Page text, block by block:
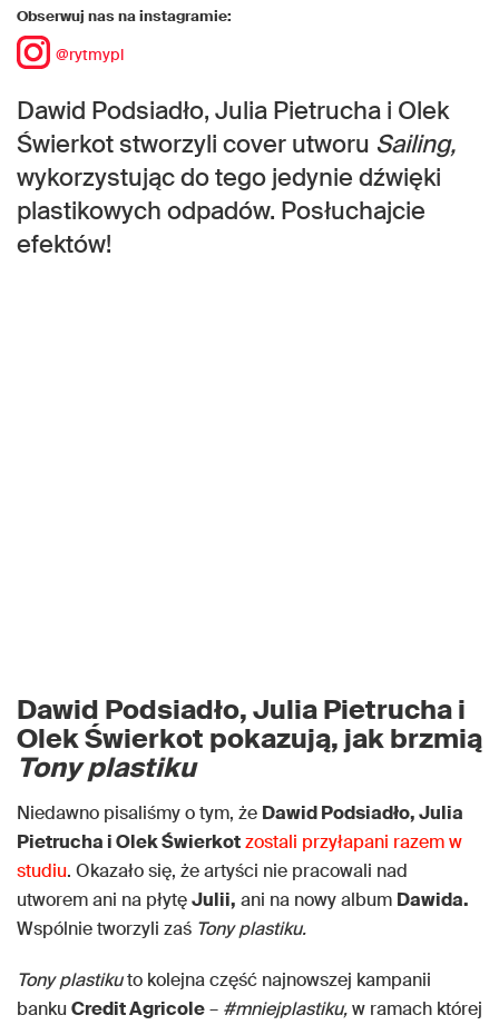
Obserwuj nas na instagramie:
@rytmypl
Dawid Podsiadło, Julia Pietrucha i Olek
Świerkot stworzyli cover utworu Sailing,
wykorzystując do tego jedynie dźwięki
plastikowych odpadów. Posłuchajcie
efektów!
Dawid Podsiadło, Julia Pietrucha i
Olek Świerkot pokazują, jak brzmią
Tony plastiku
Niedawno pisaliśmy o tym, że Dawid Podsiadło, Julia
Pietrucha i Olek Świerkotzostali przyłapani razem w
studiu. Okazało się, że artyści nie pracowali nad
utworem ani na płytęJulii, ani na nowy album Dawida.
Wspólnie tworzyli zaś Tony plastiku.
Tony plastikuto kolejna część najnowszej kampanii
banku Credit Agricole– #mniejplastiku,w ramach której